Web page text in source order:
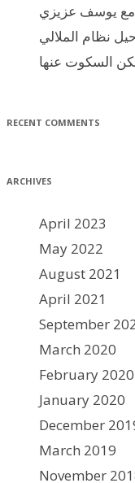
مع يوسف عزيزي
السكوت عنها
RECENT COMMENTS
ARCHIVES
April 2023
May 2022
August 2021
April 2021
September
March 2020
February 2020
January 2020
December
March 2019
November